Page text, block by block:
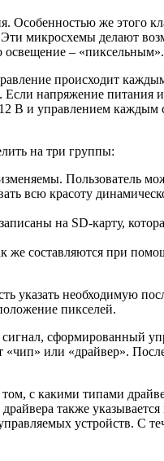
Особенностью же этого
Эти микросхемы делают
освещение – «пиксельным».
происходит
Если напряжение питания
В и управлением каждым
на три группы:
Пользователь
всю красоту
на SD-карту,
же составляются при
указать необходимую
пикселей.
сигнал, сформированный
«чип» или «драйвер».
с какими типами
также указывается
устройств. С